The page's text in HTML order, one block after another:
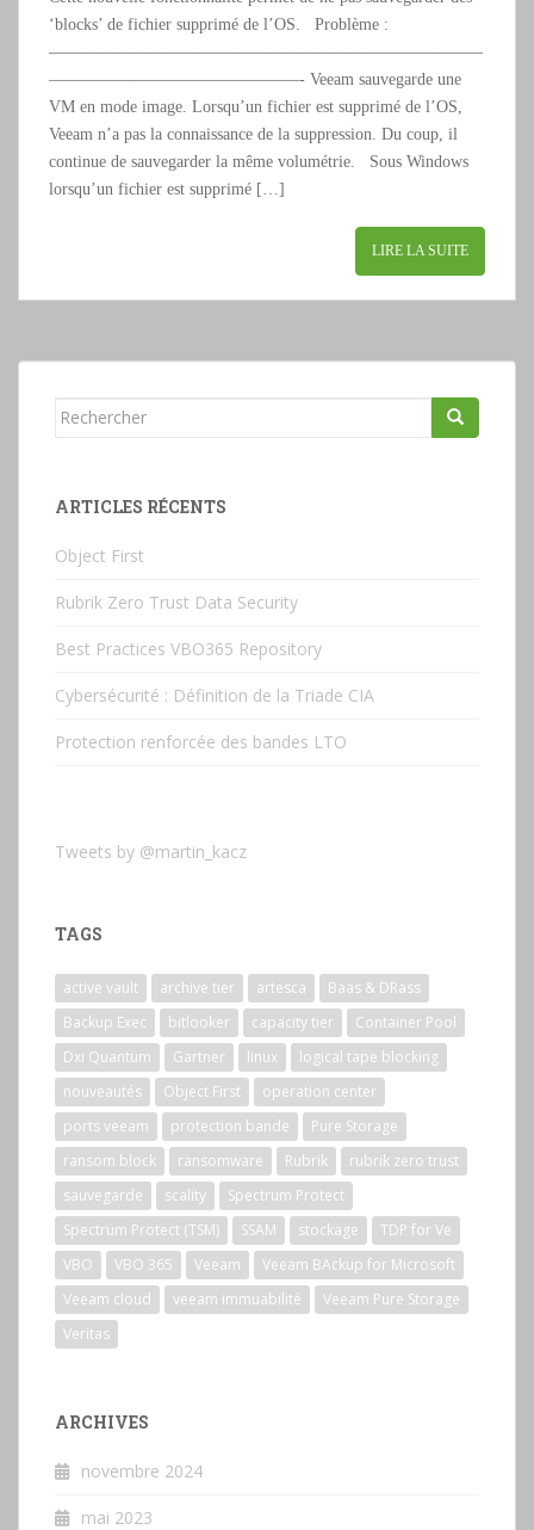
‘blocks’ de fichier supprimé de l’OS. Problème :
——————————————————————————
———————————————- Veeam sauvegarde une
VM en mode image. Lorsqu’un fichier est supprimé de l’OS,
Veeam n’a pas la connaissance de la suppression. Du coup, il
continue de sauvegarder la même volumétrie. Sous Windows
lorsqu’un fichier est supprimé […]
LIRE LA SUITE
Rechercher...
ARTICLES RÉCENTS
Object First
Rubrik Zero Trust Data Security
Best Practices VBO365 Repository
Cybersécurité : Définition de la Triade CIA
Protection renforcée des bandes LTO
Tweets by @martin_kacz
TAGS
active vault archive tier artesca
Baas & DRass
Backup Exec
bitlooker capacity tier
Container Pool
Dxi Quantum
Gartner linux
logical tape blocking
nouveautés
Object First
operation center
ports veeam
protection bande
Pure Storage
ransom block
ransomware Rubrik
rubrik zero trust
sauvegarde
scality
Spectrum Protect
Spectrum Protect (TSM)
SSAM stockage
TDP for Ve
VBO
VBO 365 Veeam
Veeam BAckup for Microsoft
Veeam cloud
veeam immuabilité
Veeam Pure Storage
Veritas
ARCHIVES
novembre 2024
mai 2023